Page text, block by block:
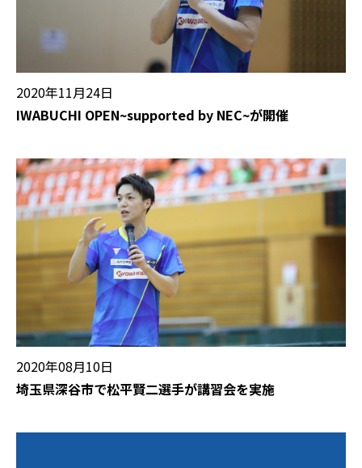
2020年11月24日
IWABUCHI OPEN~supported by NEC~が開催
2020年08月10日
埼玉県深谷市で松平賢二選手が講習会を実施